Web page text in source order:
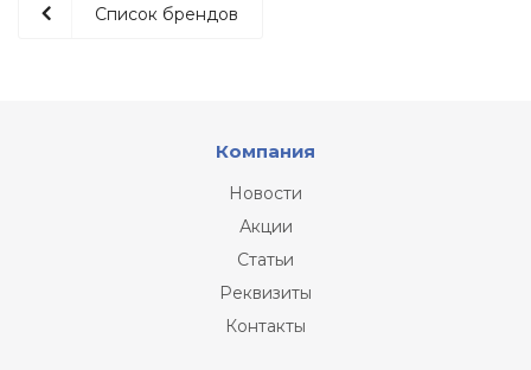
Список брендов
Компания
Новости
Акции
Статьи
Реквизиты
Контакты